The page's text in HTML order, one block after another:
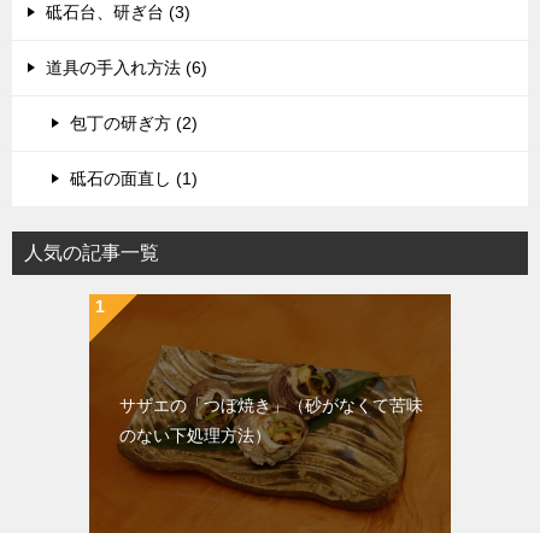
砥石台、研ぎ台 (3)
道具の手入れ方法 (6)
包丁の研ぎ方 (2)
砥石の面直し (1)
人気の記事一覧
サザエの「つぼ焼き」（砂がなくて苦味
のない下処理方法）